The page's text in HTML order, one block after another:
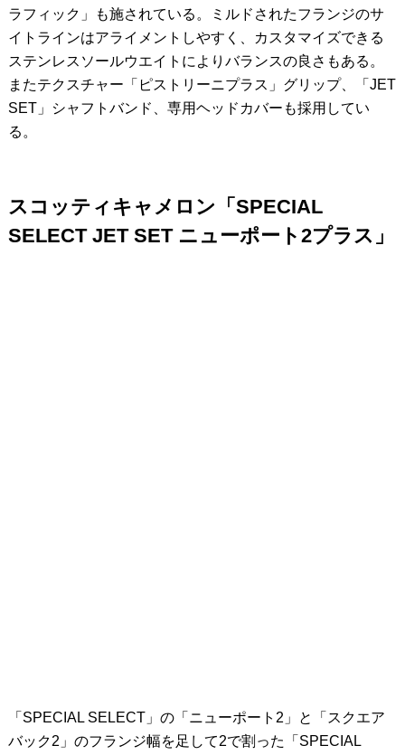
ラフィック」も施されている。ミルドされたフランジのサ
イトラインはアライメントしやすく、カスタマイズできる
ステンレスソールウエイトによりバランスの良さもある。
またテクスチャー「ピストリーニプラス」グリップ、「JET
SET」シャフトバンド、専用ヘッドカバーも採用してい
る。
スコッティキャメロン「SPECIAL
SELECT JET SET ニューポート2プラス」
「SPECIAL SELECT」の「ニューポート2」と「スクエア
バック2」のフランジ幅を足して2で割った「SPECIAL